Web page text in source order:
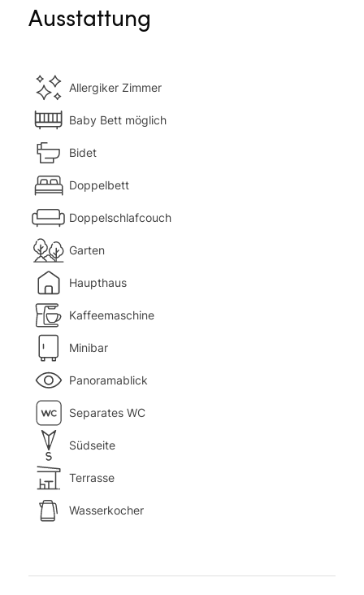
Ausstattung
Allergiker Zimmer
Baby Bett möglich
Bidet
Doppelbett
Doppelschlafcouch
Garten
Haupthaus
Kaffeemaschine
Minibar
Panoramablick
Separates WC
Südseite
Terrasse
Wasserkocher